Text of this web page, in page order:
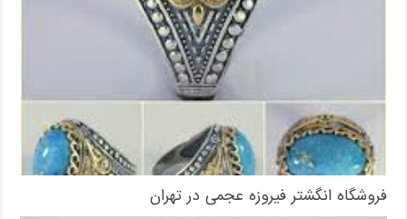
فروشگاه انگشتر فیروزه عجمی در تهران